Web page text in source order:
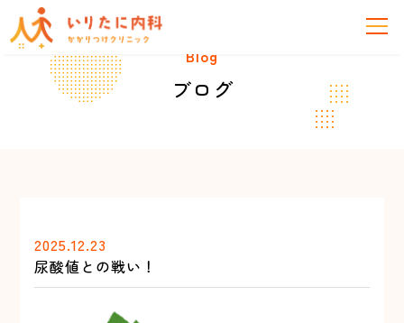
Blog
ブログ
2025.12.23
尿酸値との戦い！